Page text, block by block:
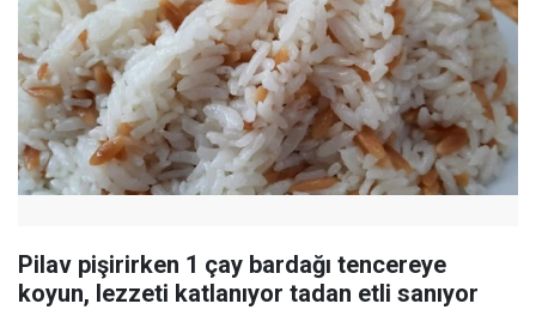
Pilav pişirirken 1 çay bardağı tencereye
koyun, lezzeti katlanıyor tadan etli sanıyor